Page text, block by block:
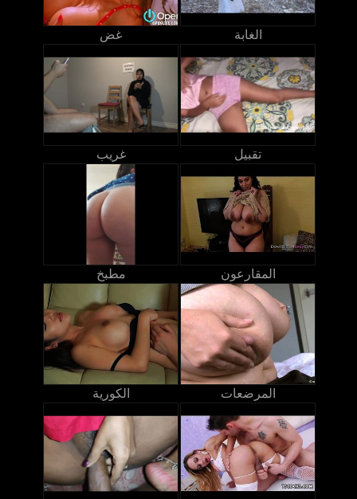
غض الغابة
غريب تقبيل
مطبخ المقارعون
الكورية المرضعات